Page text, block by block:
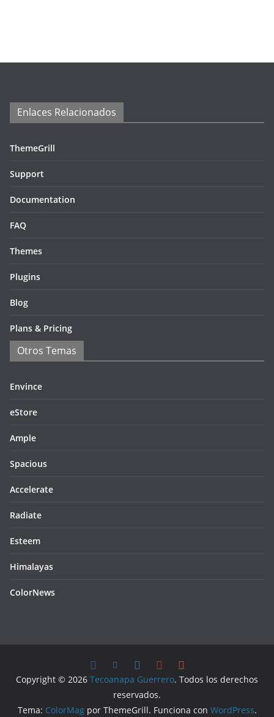
Enlaces Relacionados
ThemeGrill
Support
Documentation
FAQ
Themes
Plugins
Blog
Plans & Pricing
Otros Temas
Envince
eStore
Ample
Spacious
Accelerate
Radiate
Esteem
Himalayas
ColorNews
Copyright © 2026 Tecoanapa Guerrero. Todos los derechos
reservados.
Tema: ColorMagpor ThemeGrill. Funciona con WordPress.